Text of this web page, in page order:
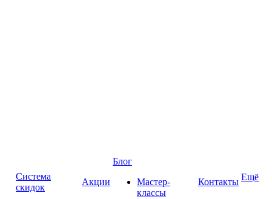
Система
скидок
Акции
Блог
Мастер-
классы
Контакты Ещё